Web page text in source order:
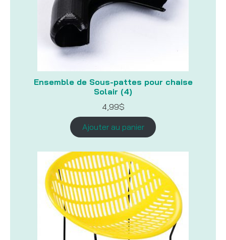
Ensemble de Sous-pattes pour chaise
Solair (4)
4,99$
Ajouter au panier